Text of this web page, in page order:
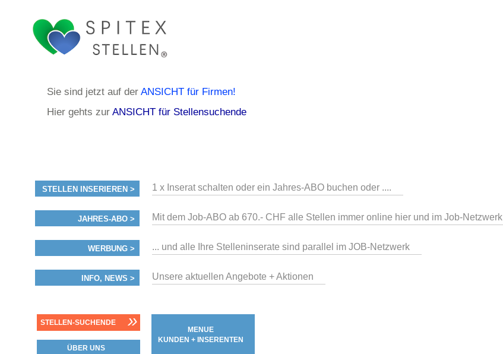
Sie sind jetzt auf der ANSICHT für Firmen!
Hier gehts zur ANSICHT für Stellensuchende
STELLEN INSERIEREN > 1 x Inserat schalten oder ein Jahres-ABO buchen oder ....
JAHRES-ABO > Mit dem Job-ABO ab 670.- CHF alle Stellen immer online hier und im Job-Netzwerk
WERBUNG > ... und alle Ihre Stelleninserate sind parallel im JOB-Netzwerk
INFO, NEWS > Unsere aktuellen Angebote + Aktionen
STELLEN-SUCHENDE »
ÜBER UNS
MENUE
KUNDEN + INSERENTEN